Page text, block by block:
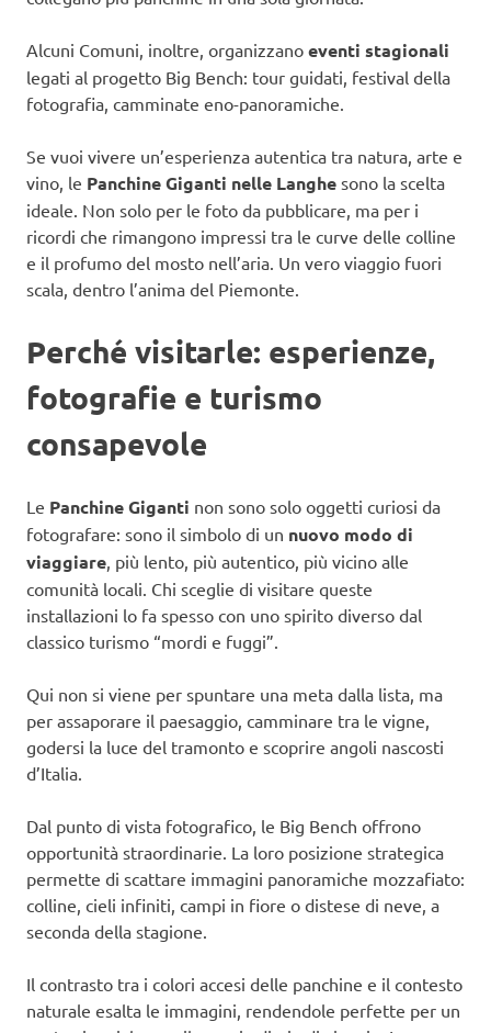
Alcuni Comuni, inoltre, organizzano eventi stagionali
legati al progetto Big Bench: tour guidati, festival della
fotografia, camminate eno-panoramiche.
Se vuoi vivere un’esperienza autentica tra natura, arte e
vino, le Panchine Giganti nelle Langhe sono la scelta
ideale. Non solo per le foto da pubblicare, ma per i
ricordi che rimangono impressi tra le curve delle colline
e il profumo del mosto nell’aria. Un vero viaggio fuori
scala, dentro l’anima del Piemonte.
Perché visitarle: esperienze,
fotografie e turismo
consapevole
Le Panchine Giganti non sono solo oggetti curiosi da
fotografare: sono il simbolo di un nuovo modo di
viaggiare , più lento, più autentico, più vicino alle
comunità locali. Chi sceglie di visitare queste
installazioni lo fa spesso con uno spirito diverso dal
classico turismo “mordi e fuggi”.
Qui non si viene per spuntare una meta dalla lista, ma
per assaporare il paesaggio, camminare tra le vigne,
godersi la luce del tramonto e scoprire angoli nascosti
d’Italia.
Dal punto di vista fotografico, le Big Bench offrono
opportunità straordinarie. La loro posizione strategica
permette di scattare immagini panoramiche mozzafiato:
colline, cieli infiniti, campi in fiore o distese di neve, a
seconda della stagione.
Il contrasto tra i colori accesi delle panchine e il contesto
naturale esalta le immagini, rendendole perfette per un